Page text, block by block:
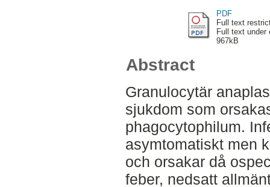
PDF
Full text
Full text under
967kB
Abstract
Granulocytär
sjukdom som
phagocytophilum.
asymtomatiskt men
och orsakar då
feber, nedsatt